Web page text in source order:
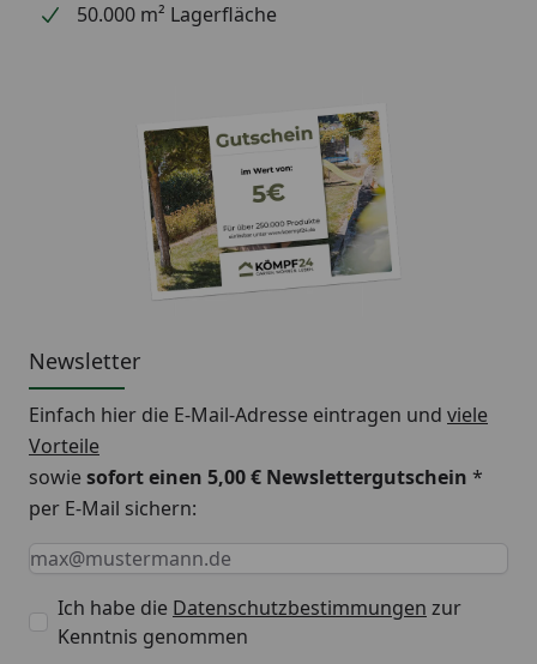
50.000 m² Lagerfläche
Newsletter
Einfach hier die E-Mail-Adresse eintragen und viele
Vorteile
sowiesofort einen 5,00 € Newslettergutschein *
per E-Mail sichern:
Keine Eingabe erforderlich
Eingabe erforderlich
E-Mail *
Ich habe die Datenschutzbestimmungen zur
Kenntnis genommen